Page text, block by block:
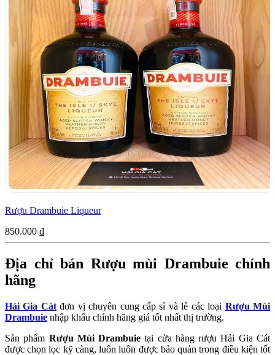
Rượu Drambuie Liqueur
850.000 ₫
Địa chỉ bán Rượu mùi Drambuie chính
hãng
Hải Gia Cátđơn vị chuyên cung cấp sỉ và lẻ các loại Rượu Mùi
Drambuie nhập khẩu chính hãng giá tốt nhất thị trường.
Sản phẩm Rượu Mùi Drambuie tại cửa hàng rượu Hải Gia Cát
được chọn lọc kỹ càng, luôn luôn được bảo quản trong điều kiện tốt